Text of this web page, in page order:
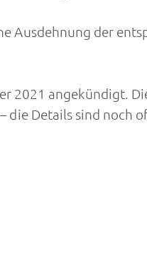
Ausdehnung der
2021 angekündigt.
die Details sind noch